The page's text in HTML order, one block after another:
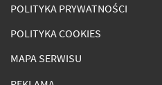
POLITYKA PRYWATNOŚCI
POLITYKA COOKIES
MAPA SERWISU